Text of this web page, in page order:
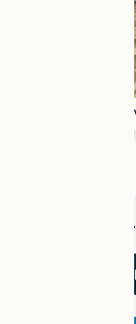
Camping
Haben Sie